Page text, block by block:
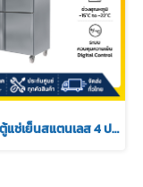
SANDEN ตู้แช่เย็นสแตนเลส 4 ประตู แช่แข็ง รุ่น SRF3-1327-AR ขนาด 46.28 Q